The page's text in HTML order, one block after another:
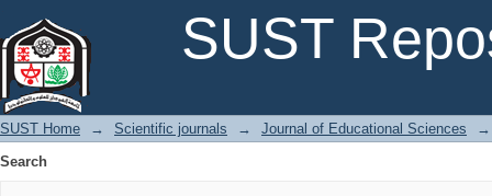
SUST
SUST Home → Scientific journals → Journal of Educational Sciences
→
Search